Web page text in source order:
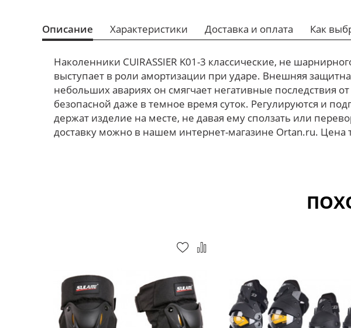
Описание Характеристики Доставка и оплата Как
Наколенники CUIRASSIER K01-3 классические, не
выступает в роли амортизации при ударе. Внешняя
небольших авариях он смягчает негативные последствия
безопасной даже в темное время суток. Регулируются и
держат изделие на месте, не давая ему сползать или
доставку можно в нашем интернет-магазине Ortan.ru. Цена